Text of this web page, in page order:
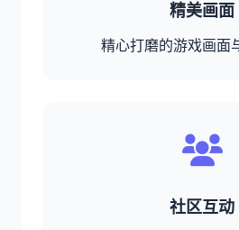
精美画面
精心打磨的游戏画面
社区互动